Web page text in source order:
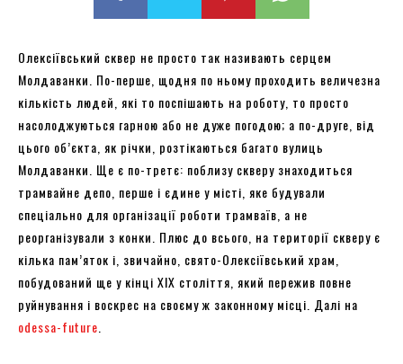
Олексіївський сквер не просто так називають серцем
Молдаванки. По-перше, щодня по ньому проходить величезна
кількість людей, які то поспішають на роботу, то просто
насолоджуються гарною або не дуже погодою; а по-друге, від
цього об’єкта, як річки, розтікаються багато вулиць
Молдаванки. Ще є по-третє: поблизу скверу знаходиться
трамвайне депо, перше і єдине у місті, яке будували
спеціально для організації роботи трамваїв, а не
реорганізували з конки. Плюс до всього, на території скверу є
кілька пам’яток і, звичайно, свято-Олексіївський храм,
побудований ще у кінці XIX століття, який пережив повне
руйнування і воскрес на своєму ж законному місці. Далі на
odessa-future